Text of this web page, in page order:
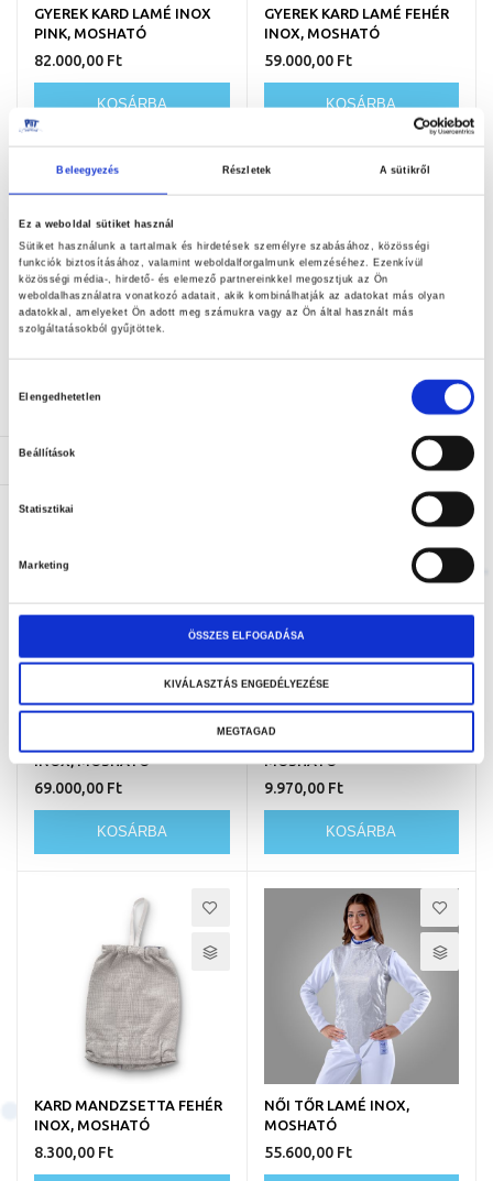
Beleegyezés Részletek A sütikről
Ez a weboldal sütiket használ
Sütiket használunk a tartalmak és hirdetések személyre szabásához, közösségi
funkciók biztosításához, valamint weboldalforgalmunk elemzéséhez. Ezenkívül
közösségi média-, hirdető- és elemező partnereinkkel megosztjuk az Ön
weboldalhasználatra vonatkozó adatait, akik kombinálhatják az adatokat más olyan
adatokkal, amelyeket Ön adott meg számukra vagy az Ön által használt más
szolgáltatásokból gyűjtöttek.
Elengedhetetlen
Beállítások
Statisztikai
Marketing
ÖSSZES ELFOGADÁSA
KIVÁLASZTÁS ENGEDÉLYEZÉSE
MEGTAGAD
GYEREK KARD LAMÉ INOX
PINK, MOSHATÓ
82.000,00 Ft
KOSÁRBA
GYEREK KARD LAMÉ FEHÉR
INOX, MOSHATÓ
59.000,00 Ft
KOSÁRBA
MOSHATÓ
NŐI KARD LAMÉ INOX PINK,
INOX, MOSHATÓ
69.000,00 Ft
KOSÁRBA
MOSHATÓ
9.970,00 Ft
KOSÁRBA
KARD MANDZSETTA FEHÉR
INOX, MOSHATÓ
8.300,00 Ft
NŐI TŐR LAMÉ INOX,
MOSHATÓ
55.600,00 Ft